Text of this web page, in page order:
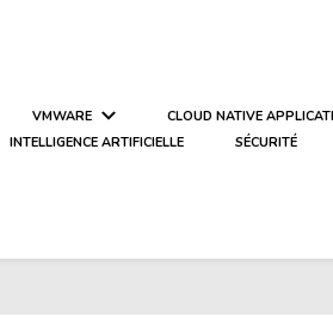
VMWARE CLOUD NATIVE
INTELLIGENCE ARTIFICIELLE
SÉCURITÉ